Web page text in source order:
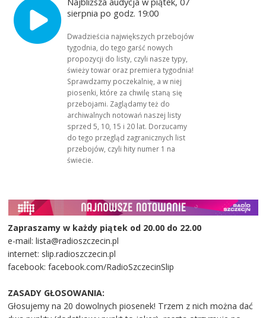
sierpnia po godz. 19:00
Dwadzieścia największych przebojów
tygodnia, do tego garść nowych
propozycji do listy, czyli nasze typy,
świeży towar oraz premiera tygodnia!
Sprawdzamy poczekalnię, a w niej
piosenki, które za chwilę staną się
przebojami. Zaglądamy też do
archiwalnych notowań naszej listy
sprzed 5, 10, 15 i 20 lat. Dorzucamy
do tego przegląd zagranicznych list
przebojów, czyli hity numer 1 na
świecie.
Zapraszamy w każdy piątek od 20.00 do 22.00
e-mail: lista@radioszczecin.pl
internet: slip.radioszczecin.pl
facebook: facebook.com/RadioSzczecinSlip
ZASADY GŁOSOWANIA:
Głosujemy na 20 dowolnych piosenek! Trzem z nich można dać